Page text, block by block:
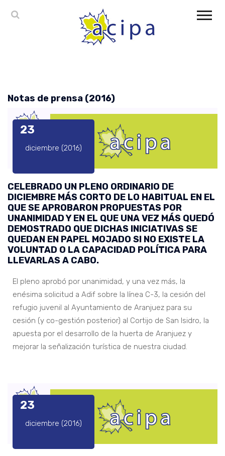
Notas de prensa (2016)
23
diciembre (2016)
CELEBRADO UN PLENO ORDINARIO DE
DICIEMBRE MÁS CORTO DE LO HABITUAL EN EL
QUE SE APROBARON PROPUESTAS POR
UNANIMIDAD Y EN EL QUE UNA VEZ MÁS QUEDÓ
DEMOSTRADO QUE DICHAS INICIATIVAS SE
QUEDAN EN PAPEL MOJADO SI NO EXISTE LA
VOLUNTAD O LA CAPACIDAD POLÍTICA PARA
LLEVARLAS A CABO.
El pleno aprobó por unanimidad, y una vez más, la
enésima solicitud a Adif sobre la línea C-3, la cesión del
refugio juvenil al Ayuntamiento de Aranjuez para su
cesión (y co-gestión posterior) al Cortijo de San Isidro, la
apuesta por el desarrollo de la huerta de Aranjuez y
mejorar la señalización turística de nuestra ciudad.
23
diciembre (2016)